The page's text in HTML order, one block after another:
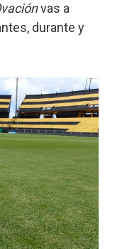
vas a
durante y